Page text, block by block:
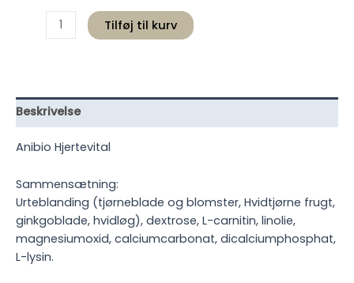
Hjertevital
Tilføj til kurv
Beskrivelse
Anibio Hjertevital
Sammensætning:
Urteblanding (tjørneblade og blomster, Hvidtjørne frugt,
ginkgoblade, hvidløg), dextrose, L-carnitin, linolie,
magnesiumoxid, calciumcarbonat, dicalciumphosphat,
L-lysin.